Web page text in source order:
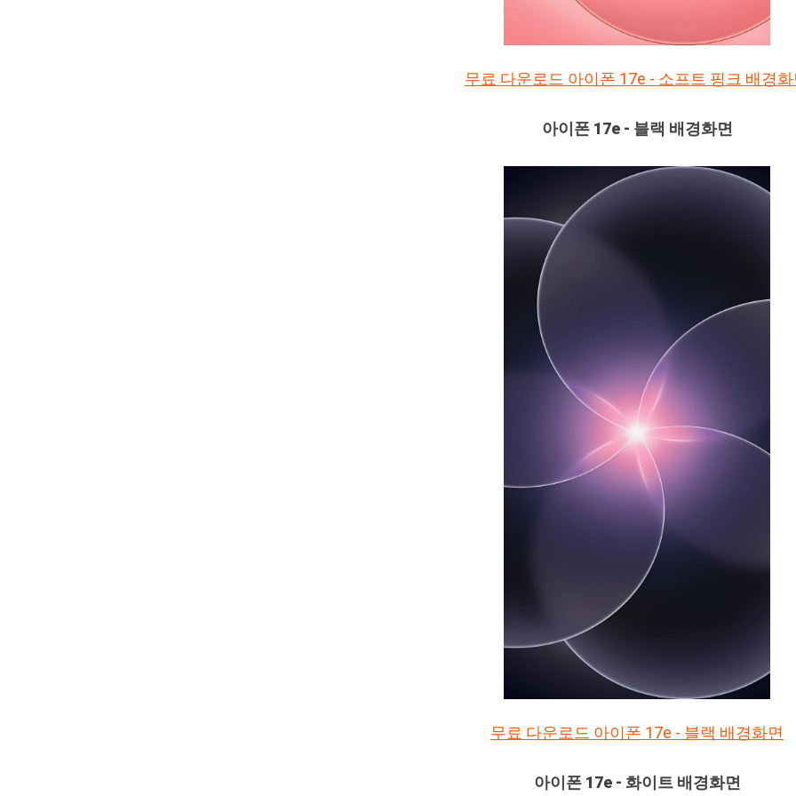
무료 다운로드 아이폰 17e - 소프트 핑크 배경
아이폰 17e - 블랙 배경화면
무료 다운로드 아이폰 17e - 블랙 배경화면
아이폰 17e - 화이트 배경화면